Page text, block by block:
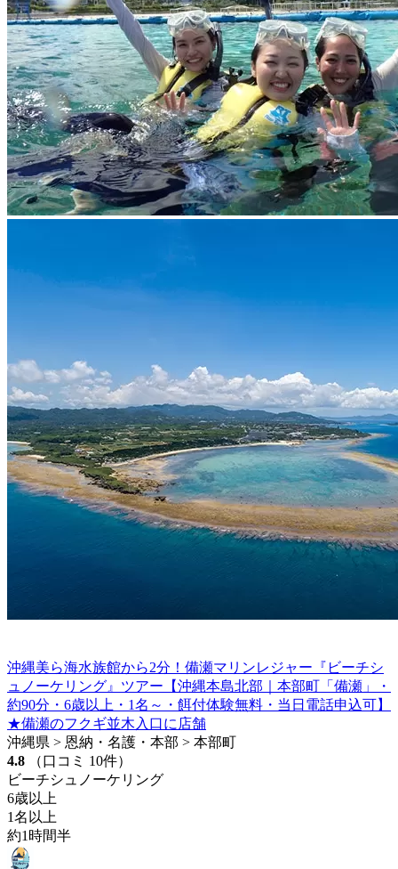
沖縄美ら海水族館から2分！備瀬マリンレジャー『ビーチシ
ュノーケリング』ツアー【沖縄本島北部｜本部町「備瀬」・
約90分・6歳以上・1名～・餌付体験無料・当日電話申込可】
★備瀬のフクギ並木入口に店舗
沖縄県 > 恩納・名護・本部 > 本部町
4.8
（口コミ 10件）
ビーチシュノーケリング
6歳以上
1名以上
約1時間半